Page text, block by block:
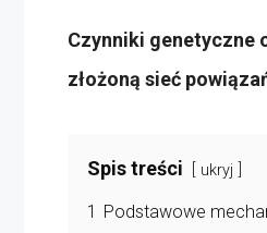
Czynniki genetyczne
złożoną sieć
Spis treści ukryj
1 Podstawowe